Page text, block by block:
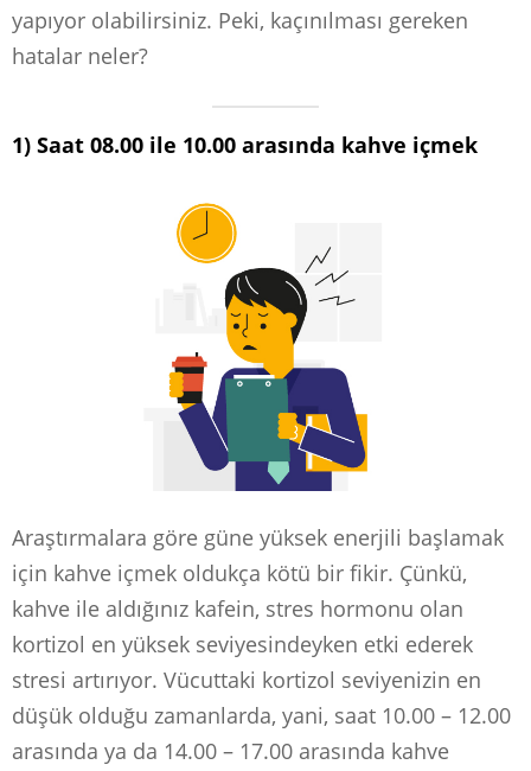
yapıyor olabilirsiniz. Peki, kaçınılması gereken
hatalar neler?
1) Saat 08.00 ile 10.00 arasında kahve içmek
Araştırmalara göre güne yüksek enerjili başlamak
için kahve içmek oldukça kötü bir fikir. Çünkü,
kahve ile aldığınız kafein, stres hormonu olan
kortizol en yüksek seviyesindeyken etki ederek
stresi artırıyor. Vücuttaki kortizol seviyenizin en
düşük olduğu zamanlarda, yani, saat 10.00 – 12.00
arasında ya da 14.00 – 17.00 arasında kahve